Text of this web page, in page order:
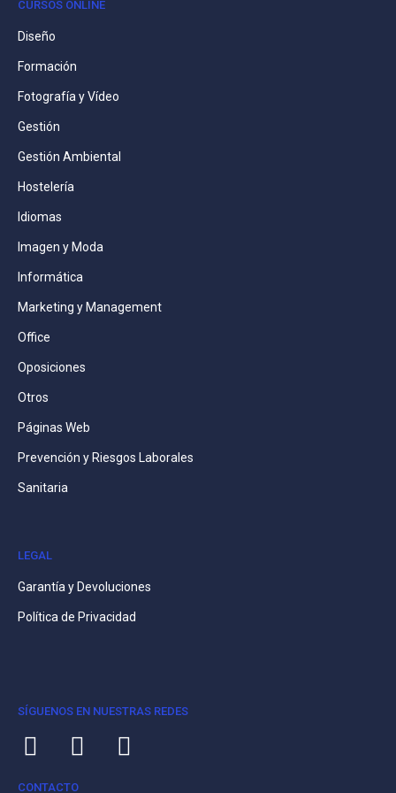
CURSOS ONLINE
Diseño
Formación
Fotografía y Vídeo
Gestión
Gestión Ambiental
Hostelería
Idiomas
Imagen y Moda
Informática
Marketing y Management
Office
Oposiciones
Otros
Páginas Web
Prevención y Riesgos Laborales
Sanitaria
LEGAL
Garantía y Devoluciones
Política de Privacidad
SÍGUENOS EN NUESTRAS REDES
CONTACTO